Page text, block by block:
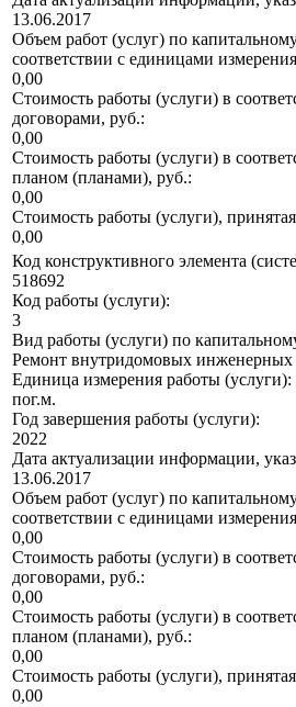
13.06.2017
Объем работ (услуг) по
соответствии с единицами
0,00
Стоимость работы (услуги) в
договорами, руб.:
0,00
Стоимость работы (услуги) в
планом (планами), руб.:
0,00
Стоимость работы (услуги),
0,00
Код конструктивного элемента
518692
Код работы (услуги):
3
Вид работы (услуги) по
Ремонт внутридомовых инженерных
Единица измерения работы (услуги):
пог.м.
Год завершения работы (услуги):
2022
Дата актуализации информации,
13.06.2017
Объем работ (услуг) по
соответствии с единицами
0,00
Стоимость работы (услуги) в
договорами, руб.:
0,00
Стоимость работы (услуги) в
планом (планами), руб.:
0,00
Стоимость работы (услуги),
0,00